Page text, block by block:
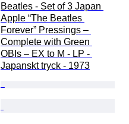
Beatles - Set of 3 Japan
Apple “The Beatles
Forever” Pressings –
Complete with Green
OBIs – EX to M - LP -
Japanskt tryck - 1973